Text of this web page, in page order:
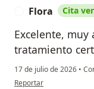
Flora Cita
Excelente,
tratamiento
17 de julio de 2026 •
en opinión del usuario
Reportar